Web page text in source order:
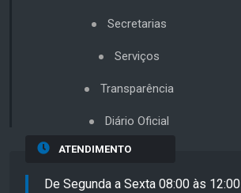
Secretarias
Serviços
Transparência
Diário Oficial
ATENDIMENTO
De Segunda a Sexta 08:00 às 12:00